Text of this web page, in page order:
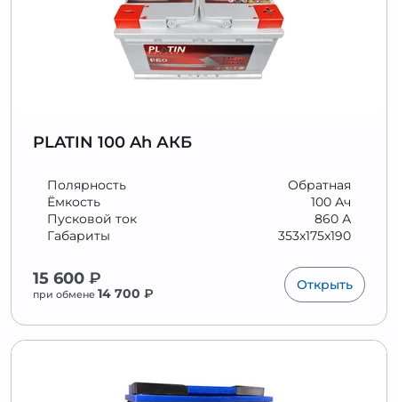
PLATIN 100 Ah АКБ
Обратная
Полярность
100 Ач
Ёмкость
860 А
Пусковой ток
353x175x190
Габариты
15 600 ₽
при обмене 14 700 ₽
Открыть